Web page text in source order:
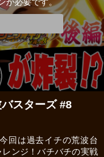
スターズ #8
回は過去イチの荒波台
レンジ！バチバチの実戦